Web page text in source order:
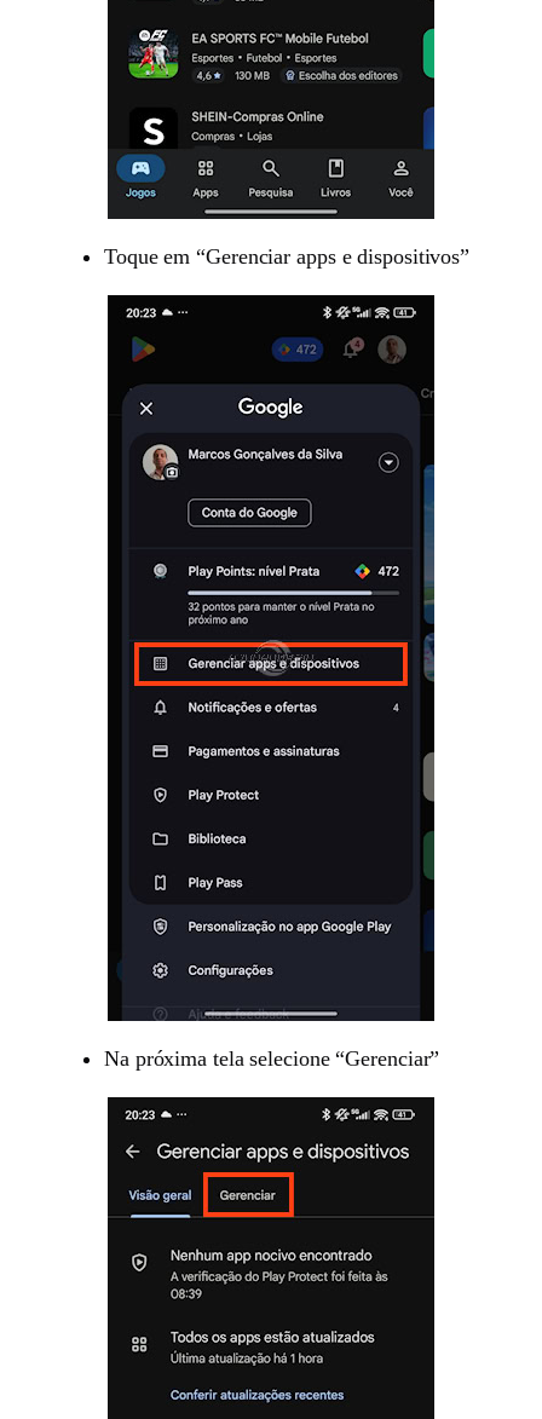
Toque em “Gerenciar apps e dispositivos”
Na próxima tela selecione “Gerenciar”